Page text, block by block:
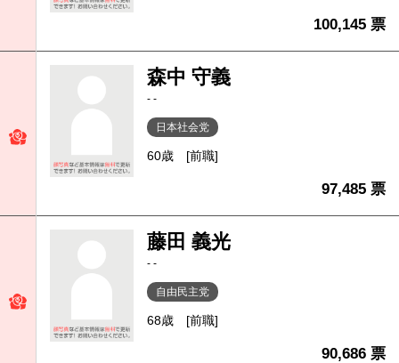
100,145 票
森中 守義
- -
日本社会党
60歳 [前職]
97,485 票
藤田 義光
- -
自由民主党
68歳 [前職]
90,686 票